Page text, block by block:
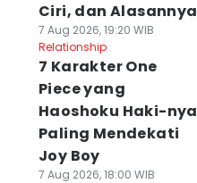
Ciri, dan Alasannya
7 Aug 2026, 19:20 WIB
Relationship
7 Karakter One
Piece yang
Haoshoku Haki-nya
Paling Mendekati
Joy Boy
7 Aug 2026, 18:00 WIB